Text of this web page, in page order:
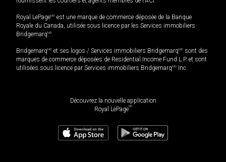
Royal LePageMD est une marque de commerce déposée de la Banque
Royale du Canada, utilisée sous licence par les Services immobiliers
BridgemarqMD.
BridgemarqMD et ses logos / Services immobiliers BridgemarqMD sont des
marques de commerce déposées de Residential Income Fund L.P. et sont
utilisées sous licence par Services immobiliers BridgemarqMD Inc.
Découvrez la nouvelle application
Royal LePageMD